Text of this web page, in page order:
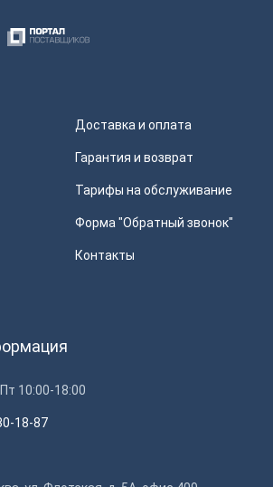
Доставка и оплата
Гарантия и возврат
Тарифы на обслуживание
Форма "Обратный звонок"
Контакты
10:00-18:00
18-87